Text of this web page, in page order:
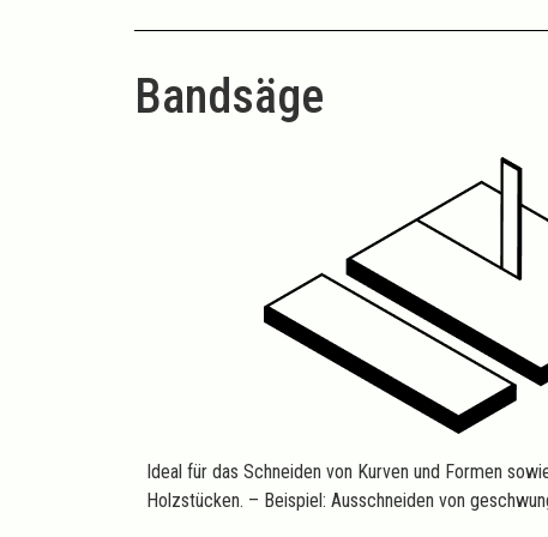
Bandsäge
Ideal für das Schneiden von Kurven und Formen
Holzstücken. – Beispiel: Ausschneiden von